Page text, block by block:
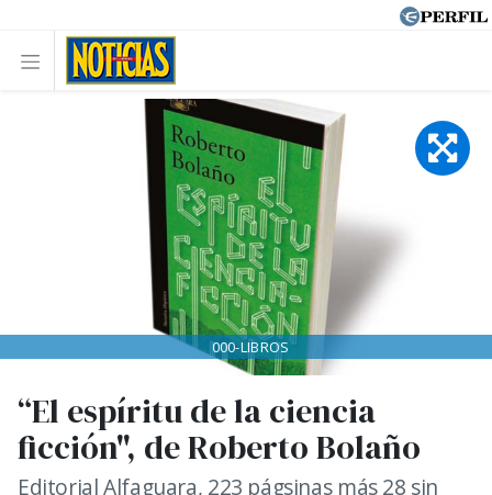
“El espíritu de la ciencia
ficción", de Roberto Bolaño
Editorial Alfaguara, 223 págsinas más 28 sin
000-LIBROS